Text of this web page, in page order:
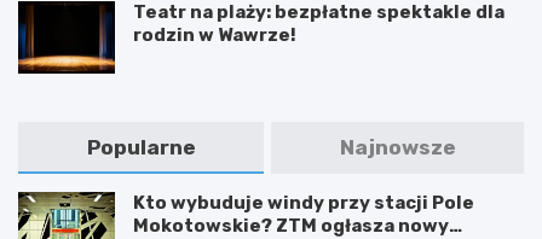
Teatr na plaży: bezpłatne spektakle dla
rodzin w Wawrze!
Popularne Najnowsze
Kto wybuduje windy przy stacji Pole
Mokotowskie? ZTM ogłasza nowy